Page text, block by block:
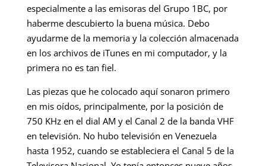
especialmente a las emisoras del Grupo 1BC, por
haberme descubierto la buena música. Debo
ayudarme de la memoria y la colección almacenada
en los archivos de iTunes en mi computador, y la
primera no es tan fiel.
Las piezas que he colocado aquí sonaron primero
en mis oídos, principalmente, por la posición de
750 KHz en el dial AM y el Canal 2 de la banda VHF
en televisión. No hubo televisión en Venezuela
hasta 1952, cuando se estableciera el Canal 5 de la